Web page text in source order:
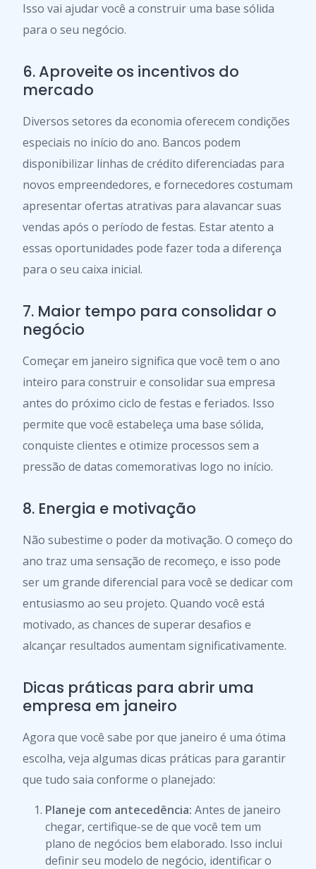
Isso vai ajudar você a construir uma base sólida
para o seu negócio.
6. Aproveite os incentivos do
mercado
Diversos setores da economia oferecem condições
especiais no início do ano. Bancos podem
disponibilizar linhas de crédito diferenciadas para
novos empreendedores, e fornecedores costumam
apresentar ofertas atrativas para alavancar suas
vendas após o período de festas. Estar atento a
essas oportunidades pode fazer toda a diferença
para o seu caixa inicial.
7. Maior tempo para consolidar o
negócio
Começar em janeiro significa que você tem o ano
inteiro para construir e consolidar sua empresa
antes do próximo ciclo de festas e feriados. Isso
permite que você estabeleça uma base sólida,
conquiste clientes e otimize processos sem a
pressão de datas comemorativas logo no início.
8. Energia e motivação
Não subestime o poder da motivação. O começo do
ano traz uma sensação de recomeço, e isso pode
ser um grande diferencial para você se dedicar com
entusiasmo ao seu projeto. Quando você está
motivado, as chances de superar desafios e
alcançar resultados aumentam significativamente.
Dicas práticas para abrir uma
empresa em janeiro
Agora que você sabe por que janeiro é uma ótima
escolha, veja algumas dicas práticas para garantir
que tudo saia conforme o planejado:
Planeje com antecedência: Antes de janeiro
chegar, certifique-se de que você tem um
plano de negócios bem elaborado. Isso inclui
definir seu modelo de negócio, identificar o